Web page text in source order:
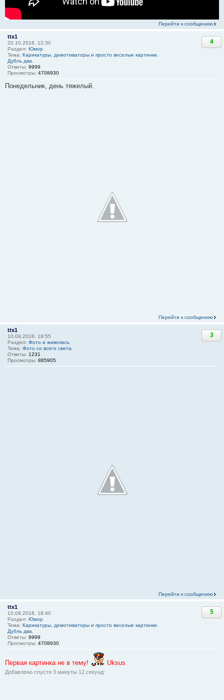
Перейти к сообщению
ttx1
20.10.2018, 12:30
Раздел: Юмор
Тема: Карикатуры, демотиваторы и просто веселые картинки.
Дубль два.
Ответы: 9999
Просмотры: 4708930
4
Понедельник, день тяжелый.
Перейти к сообщению
ttx1
10.09.2018, 19:55
Раздел: Фото и живопись
Тема: Фото со всего света.
Ответы: 1231
Просмотры: 885905
3
Перейти к сообщению
ttx1
10.09.2018, 18:40
Раздел: Юмор
Тема: Карикатуры, демотиваторы и просто веселые картинки.
Дубль два.
Ответы: 9999
Просмотры: 4708930
5
Первая картинка не в тему! Uksus
Добавлено спустя 3 минуты 12 секунд: